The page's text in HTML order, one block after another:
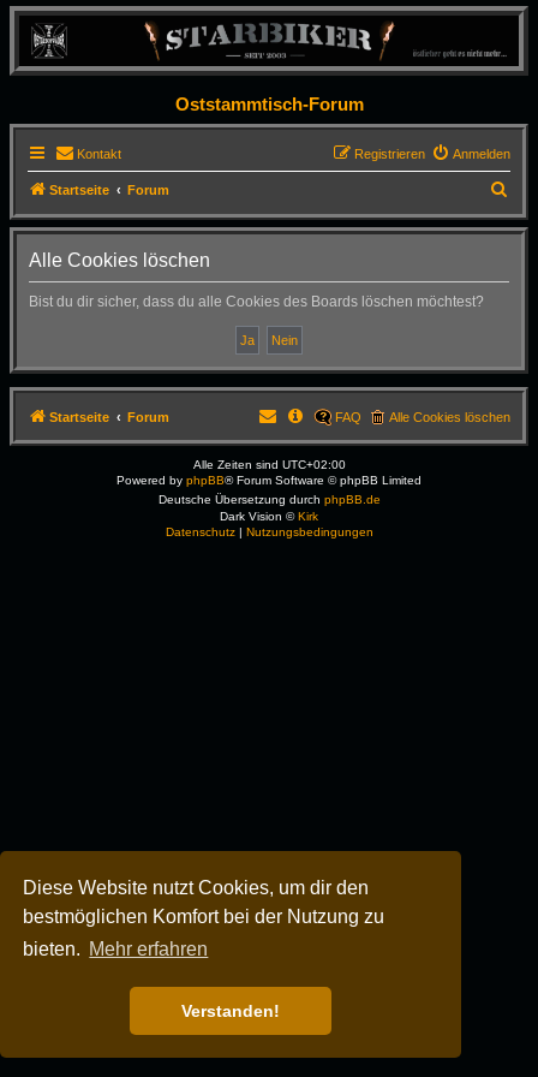
Diese Website nutzt Cookies, um dir den
bestmöglichen Komfort bei der Nutzung zu
bieten. Mehr erfahren
Verstanden!
Oststammtisch-Forum
Kontakt Anmelden
Registrieren
Startseite Forum
u
Alle Cookies löschen
Bist du dir sicher, dass du alle Cookies des Boards löschen möchtest?
Startseite Forum Alle Cookies löschen
FAQ
Alle Zeiten sind UTC+02:00
Powered by phpBB® Forum Software © phpBB Limited
Deutsche Übersetzung durch phpBB.de
Dark Vision ©Kirk
Datenschutz| Nutzungsbedingungen